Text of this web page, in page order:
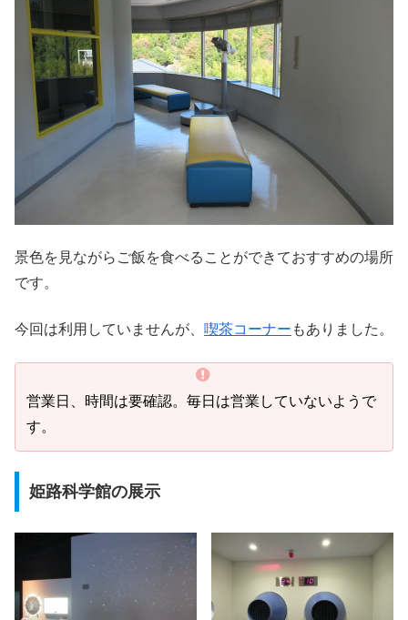
景色を見ながらご飯を食べることができておすすめの場所
です。
今回は利用していませんが、 喫茶コーナー もありました。
営業日、時間は要確認。毎日は営業していないようで
す。
姫路科学館の展示